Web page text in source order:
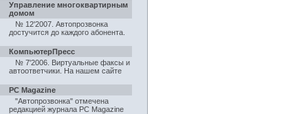
Управление многоквартирным
домом
№ 12'2007. Автопрозвонка
достучится до каждого абонента
КомпьютерПресс
№ 7'2006. Виртуальные факсы и
автоответчики На нашем сайте
PC Magazine
"Автопрозвонка" отмечена
редакцией журнала PC Magazine